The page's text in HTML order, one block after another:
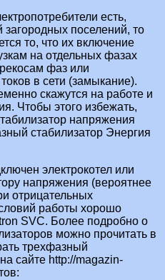
есть,
загородных поселений, то
то, что их включение
на отдельных фазах
фаз или
в сети (замыкание).
скажутся на работе и
Чтобы этого избежать,
напряжения
стабилизатор Энергия
электрокотел или
напряжения (вероятнее
отрицательных
работы хорошо
SVC. Более подробно о
можно прочитать в
трехфазный
сайте http://magazin-